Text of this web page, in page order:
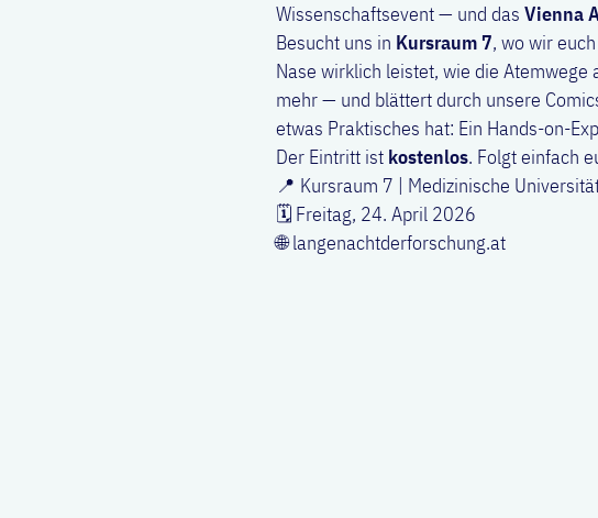
Wissenschaftsevent — und das Vienna
Besucht uns in Kursraum 7, wo wir
Nase wirklich leistet, wie die
mehr — und blättert durch unsere
etwas Praktisches hat: Ein Hands-on-
Der Eintritt ist kostenlos. Folgt einfach
📍 Kursraum 7 | Medizinische
🗓️ Freitag, 24. April 2026
🌐langenachtderforschung.at